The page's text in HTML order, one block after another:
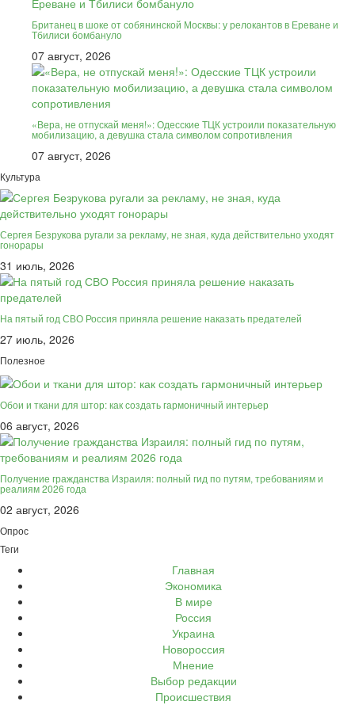
Британец в шоке от собянинской Москвы: у релокантов в Ереване и
Тбилиси бомбануло
07 август, 2026
«Вера, не отпускай меня!»: Одесские ТЦК устроили показательную
мобилизацию, а девушка стала символом сопротивления
07 август, 2026
Культура
Сергея Безрукова ругали за рекламу, не зная, куда действительно уходят
гонорары
31 июль, 2026
На пятый год СВО Россия приняла решение наказать предателей
27 июль, 2026
Полезное
Обои и ткани для штор: как создать гармоничный интерьер
06 август, 2026
Получение гражданства Израиля: полный гид по путям, требованиям и
реалиям 2026 года
02 август, 2026
Опрос
Теги
Главная
Экономика
В мире
Россия
Украина
Новороссия
Мнение
Выбор редакции
Происшествия